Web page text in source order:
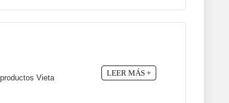
Vieta
LEER MÁS +